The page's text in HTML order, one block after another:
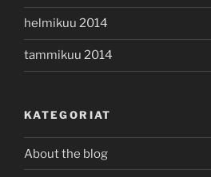
helmikuu 2014
tammikuu 2014
KATEGORIAT
About the blog